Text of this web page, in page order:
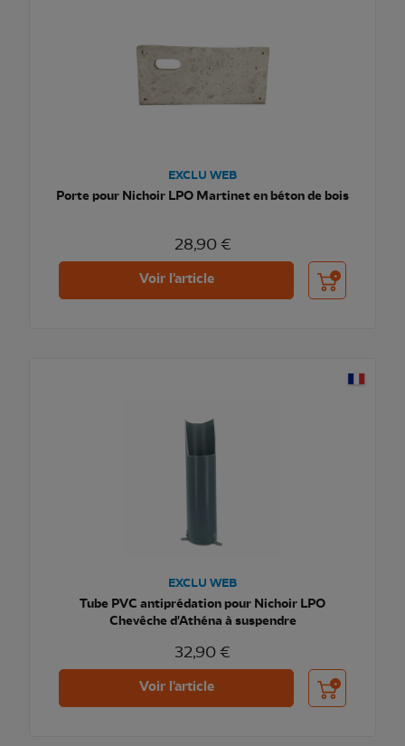
EXCLU WEB
Porte pour Nichoir LPO Martinet en béton de bois
28,90 €
Voir l'article Ajouter au
EXCLU WEB
Tube PVC antiprédation pour Nichoir LPO
Chevêche d'Athéna à suspendre
32,90 €
Voir l'article Ajouter au